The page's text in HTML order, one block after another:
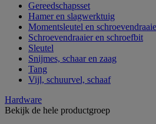
Gereedschapsset
Hamer en slagwerktuig
Momentsleutel en
Schroevendraaier en schroefbit
Sleutel
Snijmes, schaar en zaag
Tang
Vijl, schuurvel, schaaf
Hardware
Bekijk de hele productgroep